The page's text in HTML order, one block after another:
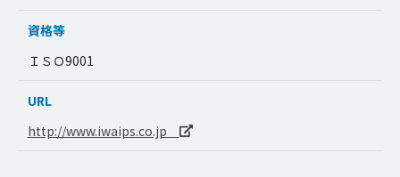
資格等
ＩＳＯ9001
URL
http://www.iwaips.co.jp